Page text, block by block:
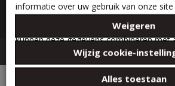
0 product(en) -
Dekbed
informatie over uw gebruik van onze
voor social media, adverteren en
kunnen deze gegevens combineren met
die u aan ze heeft verstrekt of die ze
basis van uw gebruik van hun services.
Weigeren
Wijzig cookie-
Alles toestaan